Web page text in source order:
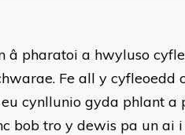
â pharatoi a hwyluso
Fe all y cyfleoedd
cynllunio gyda phlant a
bob tro y dewis pa un ai